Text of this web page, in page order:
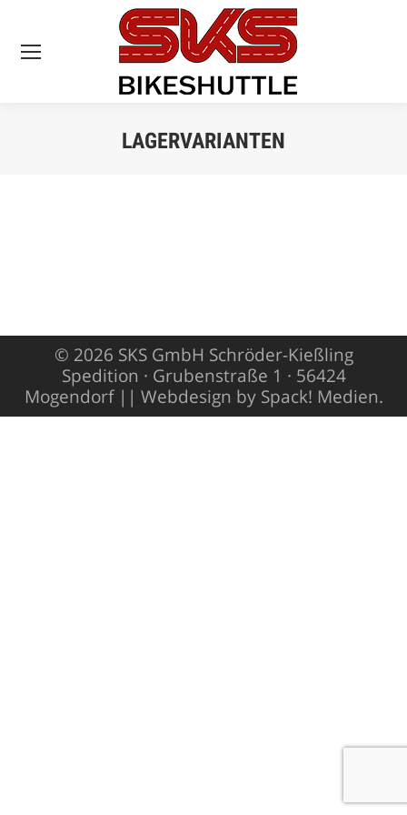
LAGERVARIANTEN
© 2026 SKS GmbH Schröder-Kießling
Spedition · Grubenstraße 1 · 56424
Mogendorf || Webdesign by Spack! Medien.